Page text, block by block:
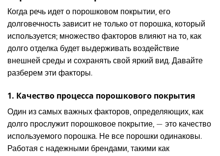
Когда речь идет о порошковом покрытии, его
долговечность зависит не только от порошка, который
используется; множество факторов влияют на то, как
долго отделка будет выдерживать воздействие
внешней среды и сохранять свой яркий вид. Давайте
разберем эти факторы.
1. Качество процесса порошкового покрытия
Один из самых важных факторов, определяющих, как
долго прослужит порошковое покрытие, — это качество
используемого порошка. Не все порошки одинаковы.
Работая с надежными брендами, такими как